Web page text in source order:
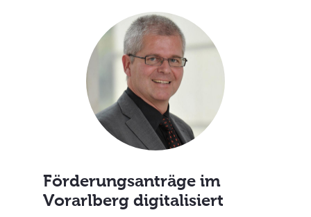
Förderungsanträge im
Vorarlberg digitalisiert